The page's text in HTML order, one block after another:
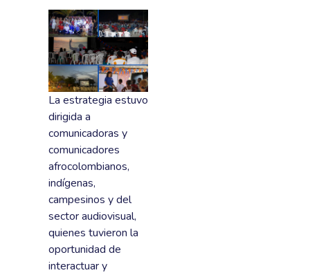
La estrategia estuvo
dirigida a
comunicadoras y
comunicadores
afrocolombianos,
indígenas,
campesinos y del
sector audiovisual,
quienes tuvieron la
oportunidad de
interactuar y